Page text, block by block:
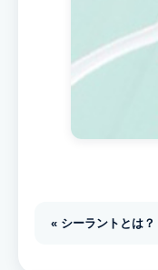
« シーラントとは？